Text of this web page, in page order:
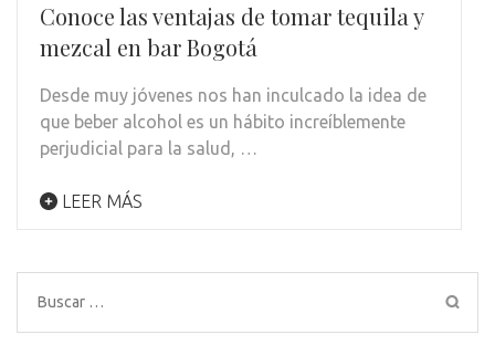
Conoce las ventajas de tomar tequila y
mezcal en bar Bogotá
Desde muy jóvenes nos han inculcado la idea de
que beber alcohol es un hábito increíblemente
perjudicial para la salud, …
LEER MÁS
Buscar: